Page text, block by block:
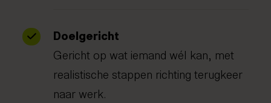
Doelgericht
Gericht op wat iemand wél kan, met
realistische stappen richting terugkeer
naar werk.